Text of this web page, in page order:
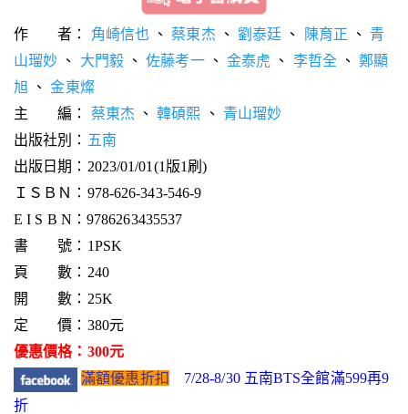
作 者： 角崎信也 、蔡東杰 、 劉泰廷 、 陳育正 、 青
山瑠妙 、 大門毅、佐藤考一、 金泰虎 、 李哲全 、鄭顯
旭 、金東燦
主 編： 蔡東杰 、韓碩熙 、 青山瑠妙
出版社別： 五南
出版日期：2023/01/01(1版1刷)
ＩＳＢＮ：978-626-343-546-9
E I S B N：9786263435537
書 號：1PSK
頁 數：240
開 數：25K
定 價：380元
優惠價格：300元
滿額優惠折扣
7/28-8/30 五南BTS全館滿599再9
折